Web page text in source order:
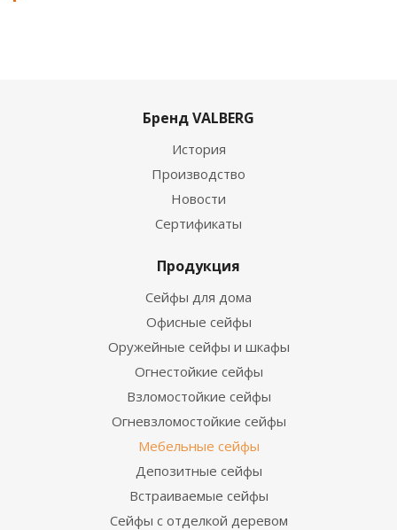
Бренд VALBERG
История
Производство
Новости
Сертификаты
Продукция
Сейфы для дома
Офисные сейфы
Оружейные сейфы и шкафы
Огнестойкие сейфы
Взломостойкие сейфы
Огневзломостойкие сейфы
Мебельные сейфы
Депозитные сейфы
Встраиваемые сейфы
Сейфы с отделкой деревом